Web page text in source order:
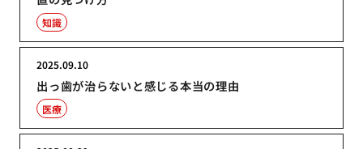
知識
出っ歯が治らないと感じる本当の理由
2025.09.10
医療